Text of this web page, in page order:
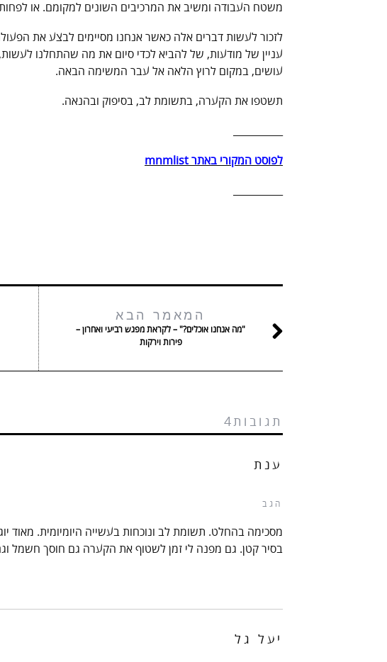
משטח העבודה ומשיב את המרכיבים השונים למקומם. או
לזכור לעשות דברים אלה כאשר אנחנו מסיימים לבצע את
עניין של מודעות, של להביא לכדי סיום את מה שהתחלנו
עושים, במקום לרוץ הלאה אל עבר המשימה הבאה.
תשטפו את הקערה, בתשומת לב, בסיפוק ובהנאה.
לפוסט המקורי באתר mnmlist
המאמר הבא
"מה אנחנו אוכלים?" – לקראת מפגש רביעי ואחרון –
פירות וירקות
תגובות4
הגב
ענת
מסכימה בהחלט. תשומת לב ונוכחות בעשייה היומיומית. מאוד
בסיר קטן. גם מפנה לי זמן לשטוף את הקערה גם חוסך חשמל
יעל גל